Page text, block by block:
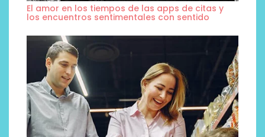
El amor en los tiempos de las apps de citas y
los encuentros sentimentales con sentido